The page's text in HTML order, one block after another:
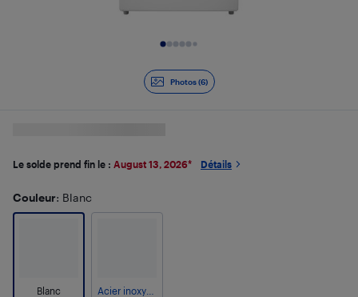
Photos (6)
Le solde prend fin le : August 13, 2026* Détails
Couleur: Blanc
Blanc